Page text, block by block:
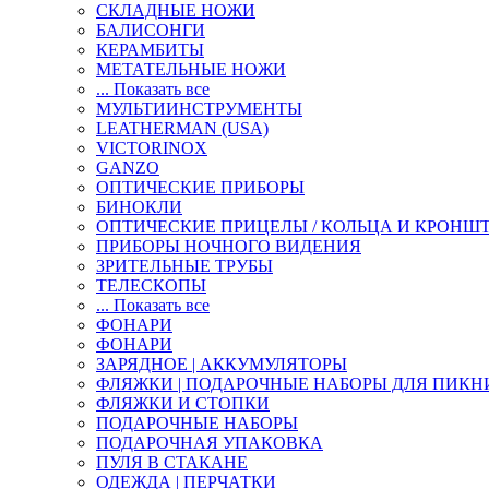
СКЛАДНЫЕ НОЖИ
БАЛИСОНГИ
КЕРАМБИТЫ
МЕТАТЕЛЬНЫЕ НОЖИ
... Показать все
МУЛЬТИИНСТРУМЕНТЫ
LEATHERMAN (USA)
VICTORINOX
GANZO
ОПТИЧЕСКИЕ ПРИБОРЫ
БИНОКЛИ
ОПТИЧЕСКИЕ ПРИЦЕЛЫ / КОЛЬЦА И
ПРИБОРЫ НОЧНОГО ВИДЕНИЯ
ЗРИТЕЛЬНЫЕ ТРУБЫ
ТЕЛЕСКОПЫ
... Показать все
ФОНАРИ
ФОНАРИ
ЗАРЯДНОЕ | АККУМУЛЯТОРЫ
ФЛЯЖКИ | ПОДАРОЧНЫЕ НАБОРЫ ДЛЯ
ФЛЯЖКИ И СТОПКИ
ПОДАРОЧНЫЕ НАБОРЫ
ПОДАРОЧНАЯ УПАКОВКА
ПУЛЯ В СТАКАНЕ
ОДЕЖДА | ПЕРЧАТКИ